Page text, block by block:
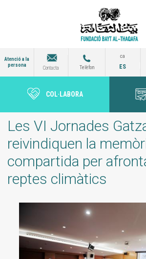
Atenció a la
persona
Contacta Telèfon
ca
ES
COL·LABORA
Les VI Jornades
reivindiquen la
compartida per
reptes climàtics